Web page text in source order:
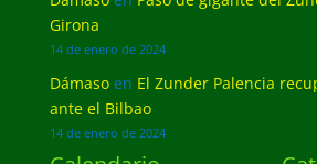
Girona
14 de enero de 2024
Dámasoen El Zunder Palencia
ante el Bilbao
14 de enero de 2024